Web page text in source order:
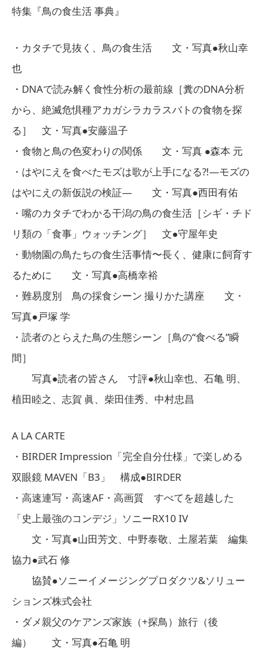
特集『鳥の食生活 事典』
・カタチで見抜く、鳥の食生活 文・写真●秋山幸
也
・DNAで読み解く食性分析の最前線［糞のDNA分析
から、絶滅危惧種アカガシラカラスバトの食物を探
る］ 文・写真●安藤温子
・食物と鳥の色変わりの関係 文・写真 ●森本 元
・はやにえを食べたモズは歌が上手になる?!―モズの
はやにえの新仮説の検証― 文・写真●西田有佑
・嘴のカタチでわかる干潟の鳥の食生活［シギ・チド
リ類の「食事」ウォッチング］ 文●守屋年史
・動物園の鳥たちの食生活事情〜長く、健康に飼育す
るために 文・写真●高橋幸裕
・難易度別 鳥の採食シーン 撮りかた講座 文・
写真●戸塚 学
・読者のとらえた鳥の生態シーン［鳥の“食べる”瞬
間］
写真●読者の皆さん 寸評●秋山幸也、石亀 明、
植田睦之、志賀 眞、柴田佳秀、中村忠昌
A LA CARTE
・BIRDER Impression「完全自分仕様」で楽しめる
双眼鏡 MAVEN「B3」 構成●BIRDER
・高速連写・高速AF・高画質 すべてを超越した
「史上最強のコンデジ」ソニーRX10 IV
文・写真●山田芳文、中野泰敬、土屋若葉 編集
協力●武石 修
協賛●ソニーイメージングプロダクツ&ソリュー
ションズ株式会社
・ダメ親父のケアンズ家族（+探鳥）旅行（後
編） 文・写真●石亀 明